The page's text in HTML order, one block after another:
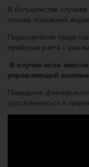
В большинстве
основе показаний
Периодически
приборов учета с
В случае если
управляющей
Показания
удостовериться в